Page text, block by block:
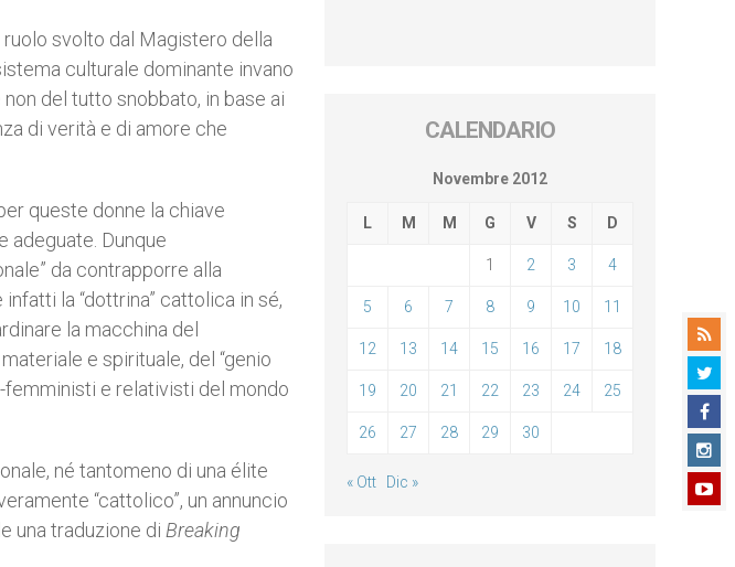
svolto dal Magistero della
culturale dominante invano
del tutto snobbato, in base ai
di verità e di amore che
queste donne la chiave
adeguate. Dunque
da contrapporre alla
infatti la “dottrina” cattolica in sé,
la macchina del
e spirituale, del “genio
femministi e relativisti del mondo
né tantomeno di una élite
“cattolico”, un annuncio
una traduzione di Breaking
CALENDARIO
Novembre 2012
L M M G V S D
1 2 3 4
5 6 7 8 9 10 11
12 13 14 15 16 17 18
19 20 21 22 23 24 25
26 27 28 29 30
« Ott Dic »